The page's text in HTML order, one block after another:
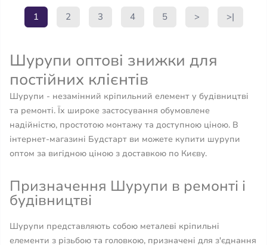
1 2 3 4 5 > >|
Шурупи оптові знижки для
постійних клієнтів
Шурупи - незамінний кріпильний елемент у будівництві
та ремонті. Їх широке застосування обумовлене
надійністю, простотою монтажу та доступною ціною. В
інтернет-магазині Будстарт ви можете купити шурупи
оптом за вигідною ціною з доставкою по Києву.
Призначення Шурупи в ремонті і
будівництві
Шурупи представляють собою металеві кріпильні
елементи з різьбою та головкою, призначені для з'єднання